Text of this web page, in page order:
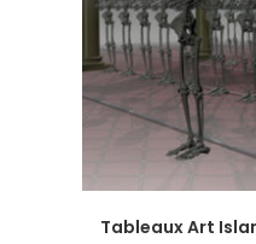
Tableaux Art